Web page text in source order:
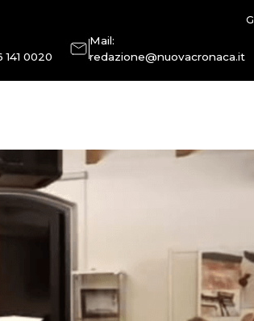
0020
Mail:
redazione@nuovacronaca.it